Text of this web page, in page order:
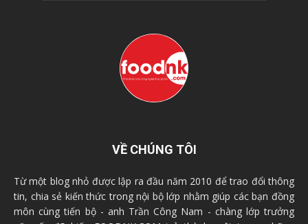
VỀ CHÚNG TÔI
Từ một blog nhỏ được lập ra đầu năm 2010 để trao đổi thông
tin, chia sẻ kiến thức trong nội bộ lớp nhằm giúp các bạn đồng
môn cùng tiến bộ - anh Trần Công Nam - chàng lớp trưởng